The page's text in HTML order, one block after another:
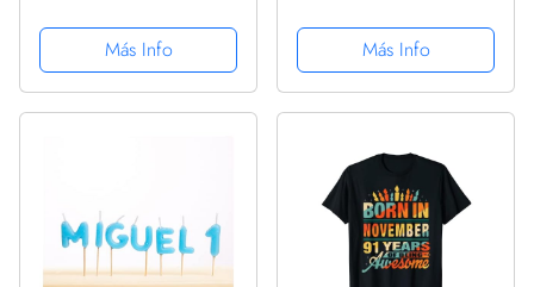
Cumpleaños, Velas
Doradas para
Cumpleaños/Aniversario
Más Info
Colores,Regalo de
cumpleaños,
Personalizadas
Más Info